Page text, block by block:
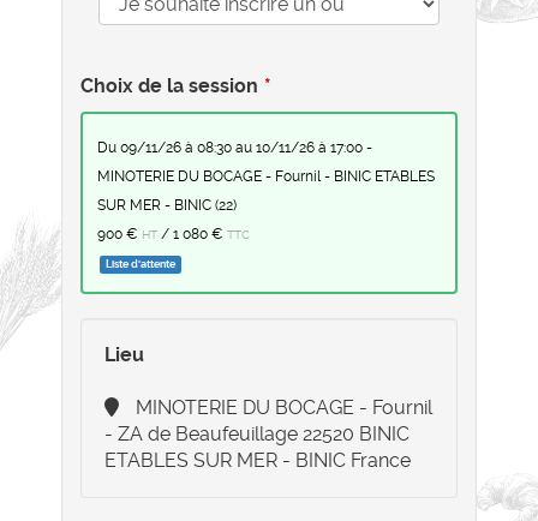
Choix de la session
du 09/11/26 à 08:30 au 10/11/26 à 17:00 -
MINOTERIE DU BOCAGE - Fournil - BINIC ETABLES
SUR MER - BINIC (22)
900 € HT /1 080 €TTC
Liste d'attente
Lieu
- ZA de Beaufeuillage 22520 BINIC
ETABLES SUR MER - BINIC France